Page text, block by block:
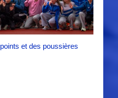
et des poussières